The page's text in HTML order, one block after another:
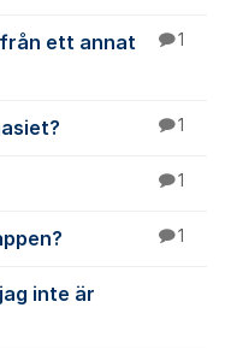
ett annat
1
1
1
1
inte är